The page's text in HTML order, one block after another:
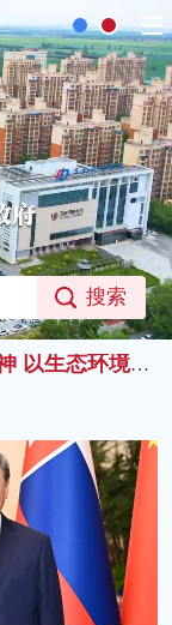
搜索
全面学习贯彻党的二十届四中全会精神 以生态环境高水平保护推动高质量发展
全面学习贯彻党的二十届四中全会精神 以生态环境高水平保护推动高质量发展